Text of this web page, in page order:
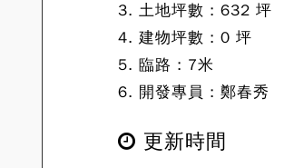
3. 土地坪數 : 632 坪
4. 建物坪數 : 0 坪
5. 臨路 : 7米
6. 開發專員 : 鄭春秀
更新時間